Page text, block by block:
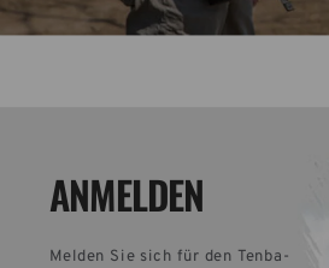
ANMELDEN
Melden Sie sich für den Tenba-